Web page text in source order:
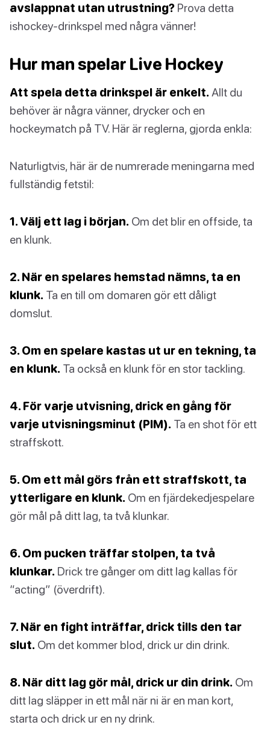
avslappnat utan utrustning? Prova detta
ishockey-drinkspel med några vänner!
Hur man spelar Live Hockey
Att spela detta drinkspel är enkelt. Allt du
behöver är några vänner, drycker och en
hockeymatch på TV. Här är reglerna, gjorda enkla:
Naturligtvis, här är de numrerade meningarna med
fullständig fetstil:
1. Välj ett lag i början. Om det blir en offside, ta
en klunk.
2. När en spelares hemstad nämns, ta en
klunk. Ta en till om domaren gör ett dåligt
domslut.
3. Om en spelare kastas ut ur en tekning, ta
en klunk. Ta också en klunk för en stor tackling.
4. För varje utvisning, drick en gång för
varje utvisningsminut (PIM). Ta en shot för ett
straffskott.
5. Om ett mål görs från ett straffskott, ta
ytterligare en klunk. Om en fjärdekedjespelare
gör mål på ditt lag, ta två klunkar.
6. Om pucken träffar stolpen, ta två
klunkar. Drick tre gånger om ditt lag kallas för
“acting” (överdrift).
7. När en fight inträffar, drick tills den tar
slut. Om det kommer blod, drick ur din drink.
8. När ditt lag gör mål, drick ur din drink. Om
ditt lag släpper in ett mål när ni är en man kort,
starta och drick ur en ny drink.